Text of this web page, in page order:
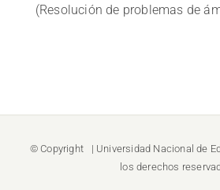
(Resolución de problemas de
© Copyright | Universidad Nacional de
los derechos